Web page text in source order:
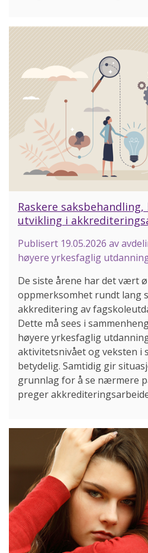
Raskere
utvikling i
Publisert 19.05.2026 av
høyere yrkesfaglig
De siste årene har det vært
oppmerksomhet rundt lang
akkreditering av
Dette må sees i
høyere yrkesfaglig
aktivitetsnivået og veksten i
betydelig. Samtidig gir
grunnlag for å se nærmere
preger